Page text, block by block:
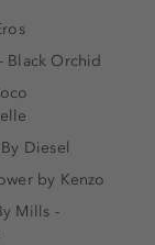
Black Orchid
Diesel
by Kenzo
Mills -